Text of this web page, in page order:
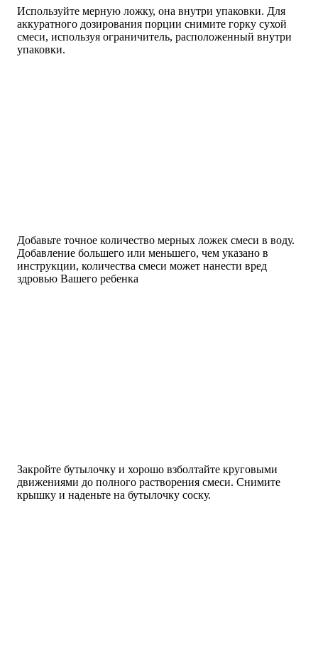
Используйте мерную ложку, она внутри упаковки. Для
аккуратного дозирования порции снимите горку сухой
смеси, используя ограничитель, расположенный внутри
упаковки.
Добавьте точное количество мерных ложек смеси в воду.
Добавление большего или меньшего, чем указано в
инструкции, количества смеси может нанести вред
здровью Вашего ребенка
Закройте бутылочку и хорошо взболтайте круговыми
движениями до полного растворения смеси. Снимите
крышку и наденьте на бутылочку соску.